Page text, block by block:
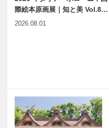
際絵本原画展｜知と美 Vol.8…
2026.08.01